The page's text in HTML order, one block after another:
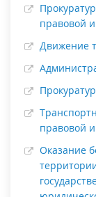
правовой
Движение
правовой
Оказание